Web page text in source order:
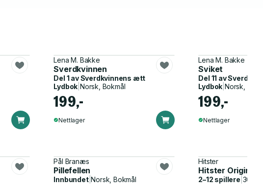
Lena M. Bakke
Sverdkvinnen
Del 1 avSverdkvinnens ætt
Lydbok Norsk, Bokmål
199,-
Nettlager
Lena M. Bakke
Sviket
Del 11 av
Lydbok |Norsk,
199,-
Nettlager
Pål Branæs
Pillefellen
Innbundet|Norsk, Bokmål
Hitster
Hitster Original
2–12 spillere